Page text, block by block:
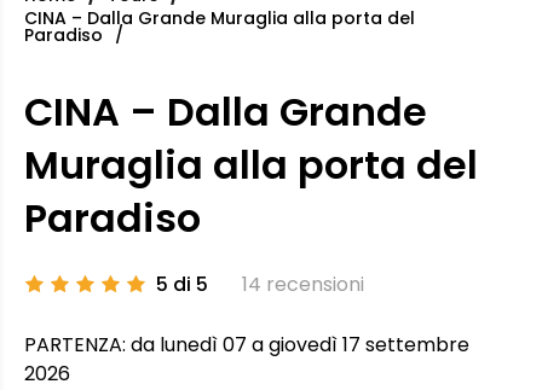
CINA – Dalla Grande Muraglia alla porta del
Paradiso
CINA – Dalla Grande
Muraglia alla porta del
Paradiso
5 di 5 14 recensioni
PARTENZA: da lunedì 07 a giovedì 17 settembre
2026